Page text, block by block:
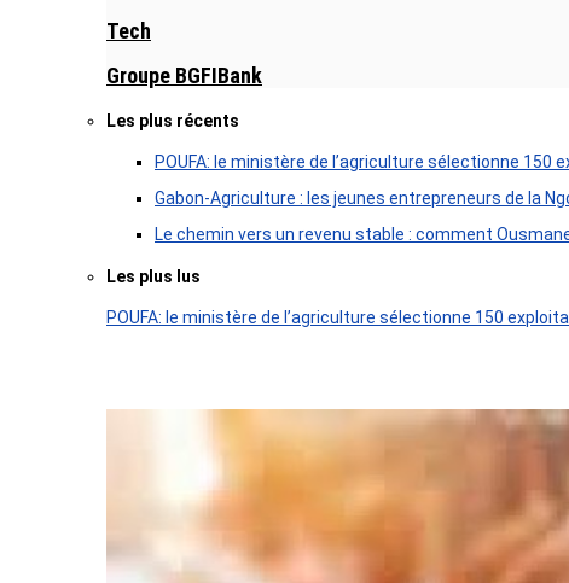
Tech
Groupe BGFIBank
Les plus récents
POUFA: le ministère de l’agriculture sélectionne 150
Gabon-Agriculture : les jeunes entrepreneurs de la
Le chemin vers un revenu stable : comment
Les plus lus
POUFA: le ministère de l’agriculture sélectionne 150